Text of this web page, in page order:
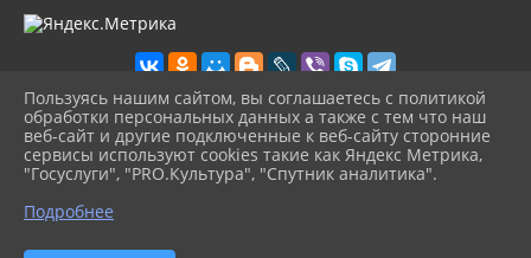
2026 г. dkdiv.gelendzhik-kult.ru
Вход
Карта сайта
Политика обработки персональных данных
Сделано на KubCMS
Пользуясь нашим сайтом, вы соглашаетесь с политикой
обработки персональных данных а также с тем что наш
веб-сайт и другие подключенные к веб-сайту сторонние
сервисы используют cookies такие как Яндекс Метрика,
"Госуслуги", "PRO.Культура", "Спутник аналитика".
Подробнее